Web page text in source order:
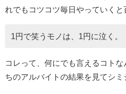
れでもコツコツ毎日やっていくと
1円で笑うモノは、1円に泣く。
コレって、何にでも言えるコト
ちのアルバイトの結果を見てシミ